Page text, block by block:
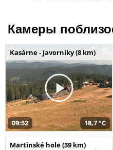
Камеры
Kasárne - Javorníky (8 km)
09:52 18,7 °C
Martinské hole (39 km)